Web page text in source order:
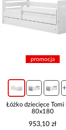
promocja
+12
dziecięce Tomi Biały
80x180
953,10 zł